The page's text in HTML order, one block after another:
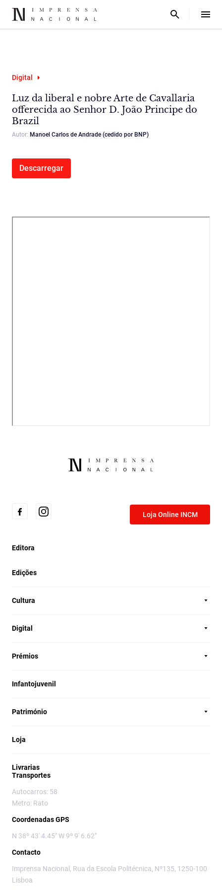
Digital
Luz da liberal e nobre Arte de Cavallaria
offerecida ao Senhor D. João Principe do
Brazil
Autor: Manoel Carlos de Andrade (cedido por BNP)
Descarregar
Loja Online INCM
Editora
Edições
Cultura
Digital
Prémios
Infantojuvenil
Património
Loja
Livrarias
Transportes
Autocarros: 58
Metro: Rato
Coordenadas GPS
N 38º 43' 4.45" W 9º 9' 6.62"
Contacto
Imprensa Nacional, Rua da Escola Politécnica, Nº135, 1250-100
Lisboa